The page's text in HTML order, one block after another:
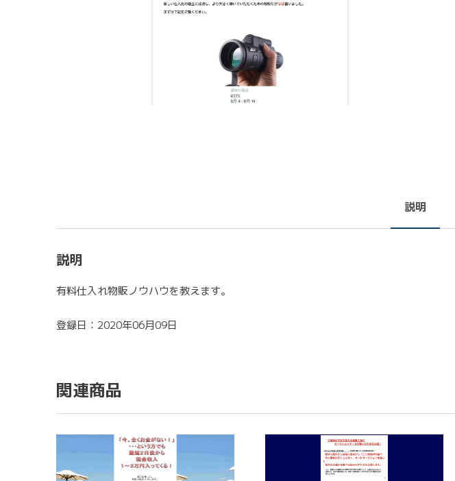
説明
説明
有料仕入れ物販ノウハウを教えます。
登録日：2020年06月09日
関連商品